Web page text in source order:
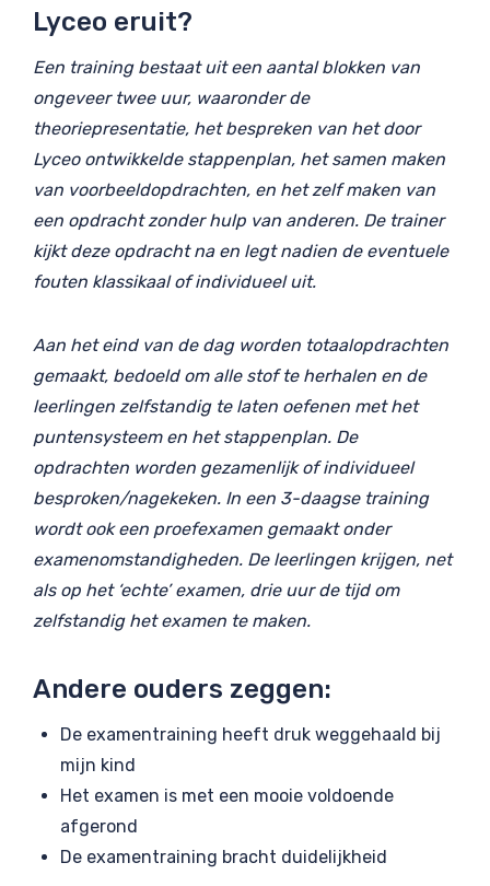
Lyceo eruit?
Een training bestaat uit een aantal blokken van
ongeveer twee uur, waaronder de
theoriepresentatie, het bespreken van het door
Lyceo ontwikkelde stappenplan, het samen maken
van voorbeeldopdrachten, en het zelf maken van
een opdracht zonder hulp van anderen. De trainer
kijkt deze opdracht na en legt nadien de eventuele
fouten klassikaal of individueel uit.
Aan het eind van de dag worden totaalopdrachten
gemaakt, bedoeld om alle stof te herhalen en de
leerlingen zelfstandig te laten oefenen met het
puntensysteem en het stappenplan. De
opdrachten worden gezamenlijk of individueel
besproken/nagekeken. In een 3-daagse training
wordt ook een proefexamen gemaakt onder
examenomstandigheden. De leerlingen krijgen, net
als op het ‘echte’ examen, drie uur de tijd om
zelfstandig het examen te maken.
Andere ouders zeggen:
De examentraining heeft druk weggehaald bij
mijn kind
Het examen is met een mooie voldoende
afgerond
De examentraining bracht duidelijkheid